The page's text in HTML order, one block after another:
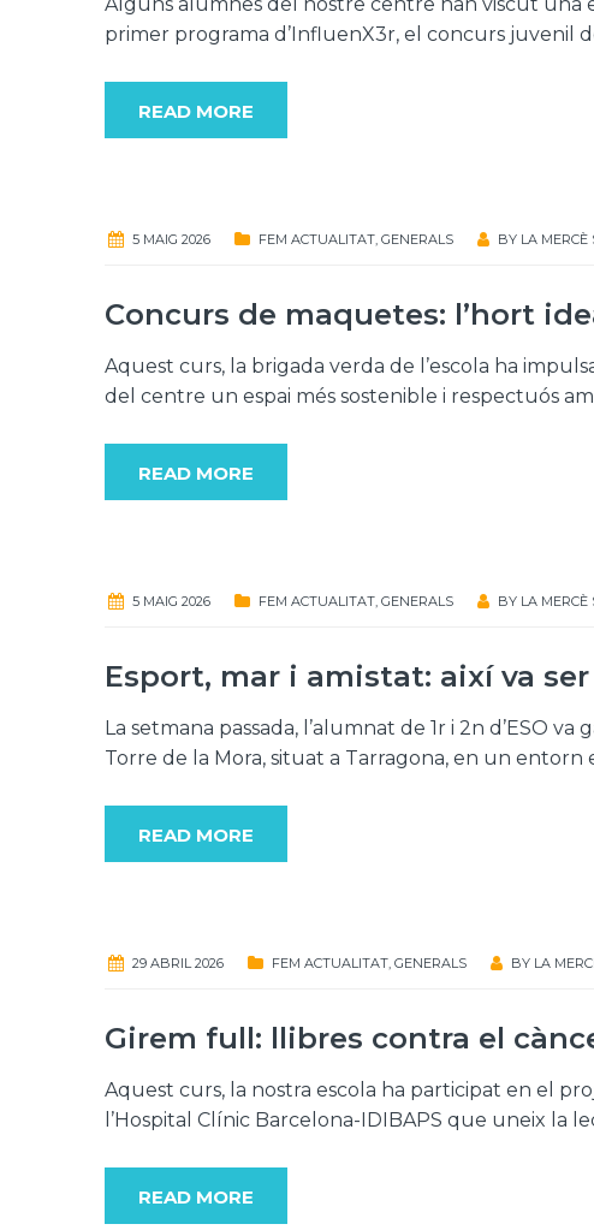
primer programa d’InfluenX3r, el concurs juvenil
READ MORE
5 MAIG 2026 FEM ACTUALITAT GENERALS BY LA MERCÈ
Concurs de maquetes: l’hort
Aquest curs, la brigada verda de l’escola ha
del centre un espai més sostenible i respectuós
READ MORE
5 MAIG 2026 FEM ACTUALITAT GENERALS BY LA MERCÈ
Esport, mar i amistat: així va ser
La setmana passada, l’alumnat de 1r i 2n d’ESO
Torre de la Mora, situat a Tarragona, en un
READ MORE
29 ABRIL 2026 FEM ACTUALITAT GENERALS BY LA
Girem full: llibres contra el
Aquest curs, la nostra escola ha participat en el
l’Hospital Clínic Barcelona-IDIBAPS que uneix
READ MORE